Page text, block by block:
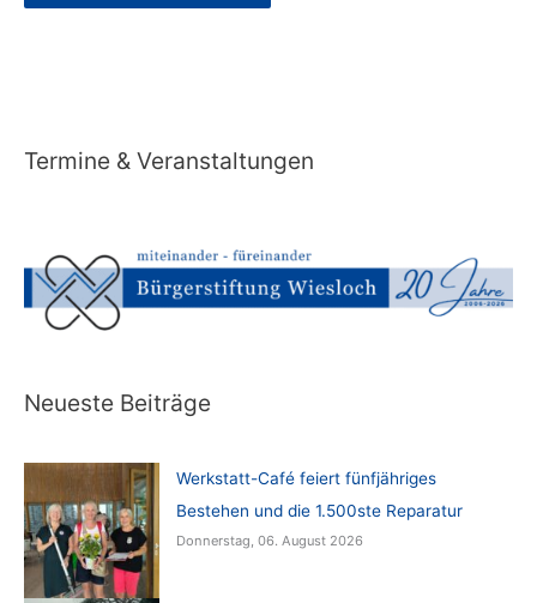
Termine & Veranstaltungen
Neueste Beiträge
Werkstatt-Café feiert fünfjähriges
Bestehen und die 1.500ste Reparatur
Donnerstag, 06. August 2026